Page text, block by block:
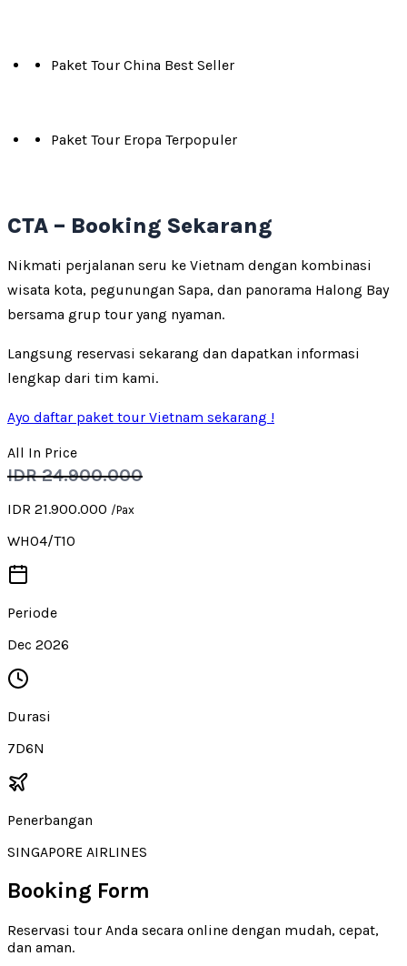
Paket Tour China Best Seller
Paket Tour Eropa Terpopuler
CTA – Booking Sekarang
Nikmati perjalanan seru ke Vietnam dengan kombinasi
wisata kota, pegunungan Sapa, dan panorama Halong Bay
bersama grup tour yang nyaman.
Langsung reservasi sekarang dan dapatkan informasi
lengkap dari tim kami.
Ayo daftar paket tour Vietnam sekarang !
All In Price
IDR 24.900.000
IDR 21.900.000 /Pax
WH04/T10
Periode
Dec 2026
Durasi
7D6N
Penerbangan
SINGAPORE AIRLINES
Booking Form
Reservasi tour Anda secara online dengan mudah, cepat,
dan aman.